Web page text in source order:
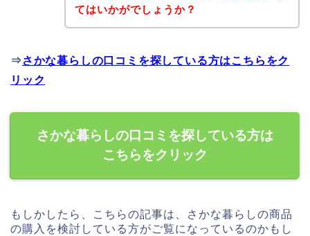
てはいかがでしょうか？
⇒ さかな暮らしの口コミを探している方はこちらをク
リック
さかな暮らしの口コミを探している方は
こちらをクリック
もしかしたら、こちらの記事は、さかな暮らしの商品
の購入を検討している方がご覧になっているのかもし